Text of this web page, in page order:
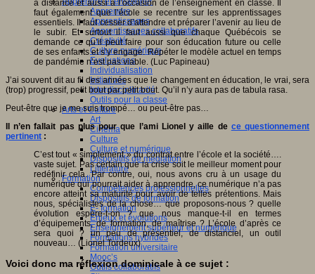
Apprendre
Apprentissages
Apprentissages collaboratifs
Créativité
Culture numérique
Evaluations
Individualisation
Initiatives
Interdisciplinarité
Outils pour la classe
Arts et Culture
Art
Cinéma
Culture
Culture et numérique
Dispositifs de médiation
Littérature
Formation
Compétences professionnelles
Dispositifs de formation
E- formation
Enjeux et évolutions
Enseignement supérieur et numérique
Formations hybrides
Formation universitaire
Mooc’s
Outils collaboratifs
à distance et aussi à l’occasion de l’enseignement en classe. Il
faut également que l’école se recentre sur les apprentissages
essentiels. Il faut cesser d’attendre et préparer l’avenir au lieu de
le subir. Et surtout il faut aussi que chaque Québécois se
demande ce qu’il peut faire pour son éducation future ou celle
de ses enfants et s’y engage. Répéter le modèle actuel en temps
de pandémie n’est pas viable. (Luc Papineau)
J’ai souvent dit au fil des années que le changement en éducation, le vrai, sera
(trop) progressif, petit bout par petit bout. Qu’il n’y aura pas de tabula rasa.
Peut-être que je me suis trompé… ou peut-être pas…
Il n’en fallait pas plus pour que l’ami Lionel y aille de ce questionnement
pertinent :
C’est tout « simplement » du contrat entre l’école et la société….
vaste sujet. Pas certain que la crise soit le meilleur moment pour
redéfinir cela. Par contre, oui, nous avons cru à un usage du
numérique qui pourrait aider à apprendre, ce numérique n’a pas
encore atteint sa maturité pour avoir de telles prétentions. Mais
nous, spécialistes de la chose… que proposons-nous ? quelle
évolution espère-t-on ? que nous manque-t-il en termes
d’équipements, de formation, de maîtrise ? L’école d’après ce
sera quoi ? un peu de présentiel, de distanciel, un outil
nouveau… (Lionel Tordeux)
Voici donc ma réflexion dominicale à ce sujet :